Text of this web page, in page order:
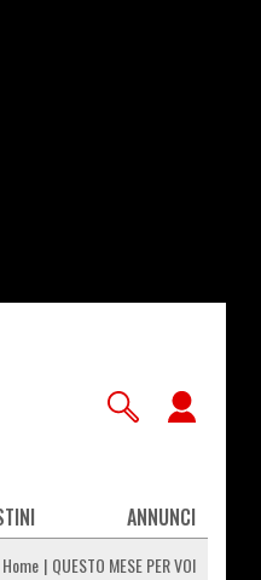
ANNUNCI
Home QUESTO MESE PER VOI